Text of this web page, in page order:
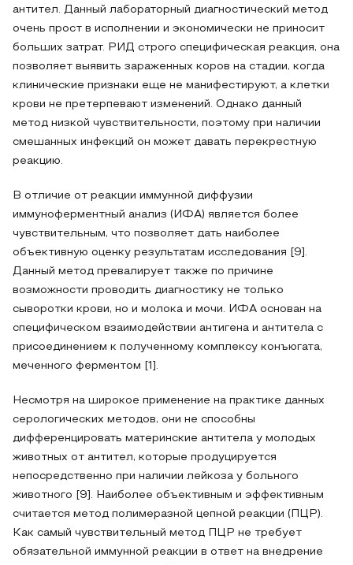
антител. Данный лабораторный диагностический метод
очень прост в исполнении и экономически не приносит
больших затрат. РИД строго специфическая реакция, она
позволяет выявить зараженных коров на стадии, когда
клинические признаки еще не манифестируют, а клетки
крови не претерпевают изменений. Однако данный
метод низкой чувствительности, поэтому при наличии
смешанных инфекций он может давать перекрестную
реакцию.
В отличие от реакции иммунной диффузии
иммуноферментный анализ (ИФА) является более
чувствительным, что позволяет дать наиболее
объективную оценку результатам исследования [9].
Данный метод превалирует также по причине
возможности проводить диагностику не только
сыворотки крови, но и молока и мочи. ИФА основан на
специфическом взаимодействии антигена и антитела с
присоединением к полученному комплексу конъюгата,
меченного ферментом [1].
Несмотря на широкое применение на практике данных
серологических методов, они не способны
дифференцировать материнские антитела у молодых
животных от антител, которые продуцируется
непосредственно при наличии лейкоза у больного
животного [9]. Наиболее объективным и эффективным
считается метод полимеразной цепной реакции (ПЦР).
Как самый чувствительный метод ПЦР не требует
обязательной иммунной реакции в ответ на внедрение